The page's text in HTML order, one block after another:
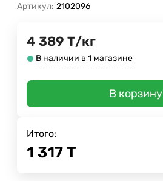
Артикул: 2102096
4 389 Т/кг
В наличии в 1 магазине
В корзину
Итого:
1 317 Т